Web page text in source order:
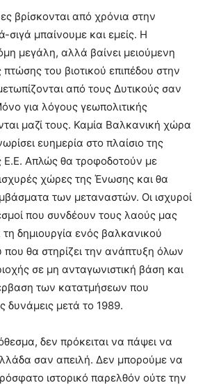
βρίσκονται από χρόνια στην
σιγά μπαίνουμε και εμείς. Η
μεγάλη, αλλά βαίνει μειούμενη
του βιοτικού επιπέδου στην
από τους Δυτικούς σαν
για λόγους γεωπολιτικής
μαζί τους. Καμία Βαλκανική χώρα
ευημερία στο πλαίσιο της
Ε.Ε. Απλώς θα τροφοδοτούν με
χώρες της Ένωσης και θα
των μεταναστών. Οι ισχυροί
που συνδέουν τους λαούς μας
τη δημιουργία ενός βαλκανικού
θα στηρίζει την ανάπτυξη όλων
σε μη ανταγωνιστική βάση και
των κατατμήσεων που
δυνάμεις μετά το 1989.
δεν πρόκειται να πάψει να
σαν απειλή. Δεν μπορούμε να
ιστορικό παρελθόν ούτε την